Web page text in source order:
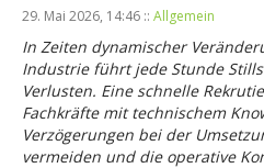
29. Mai 2026, 14:46 :: Allgemein
In Zeiten dynamischer
Industrie führt jede Stunde
Verlusten. Eine schnelle
Fachkräfte mit technischem
Verzögerungen bei der
vermeiden und die operative